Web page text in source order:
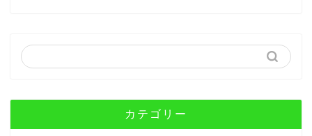
カテゴリー